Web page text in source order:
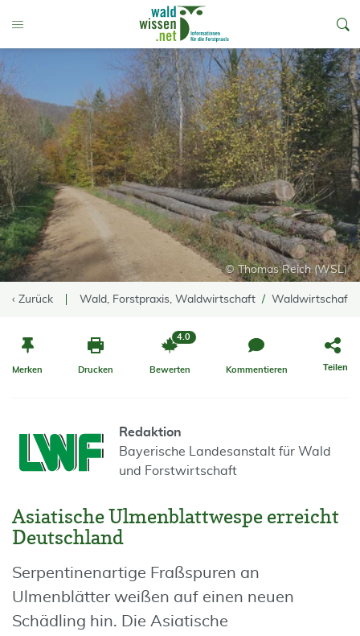
Toggle Menu
© Thomas Reich (WSL)
‹ Zurück Wald, Forstpraxis, Waldwirtschaft Waldwirtschaft
Merken Drucken Bewerten
4.0
Kommentieren Teilen
Redaktion
Bayerische Landesanstalt für Wald
und Forstwirtschaft
Asiatische Ulmenblattwespe erreicht
Deutschland
Serpentinenartige Fraßspuren an
Ulmenblätter weißen auf einen neuen
Schädling hin. Die Asiatische